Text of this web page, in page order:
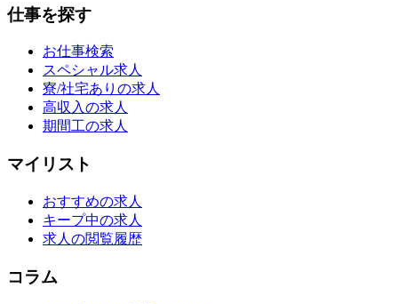
仕事を探す
お仕事検索
スペシャル求人
寮/社宅ありの求人
高収入の求人
期間工の求人
マイリスト
おすすめの求人
キープ中の求人
求人の閲覧履歴
コラム